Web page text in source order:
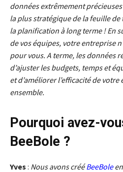
données extrêmement
la plus stratégique de la feuille
la planification à long terme ! En
de vos équipes, votre entreprise
pour vous. A terme, les données
d’ajuster les budgets, temps et
et d’améliorer l’efficacité de
ensemble.
Pourquoi avez-
BeeBole ?
Yves : Nous avons crééBeeBoleen